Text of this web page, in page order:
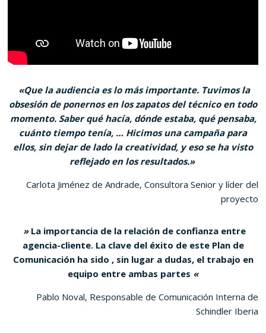
«Que la audiencia es lo más importante. Tuvimos la
obsesión de ponernos en los zapatos del técnico en todo
momento. Saber qué hacía, dónde estaba, qué pensaba,
cuánto tiempo tenía, … Hicimos una campaña para
ellos, sin dejar de lado la creatividad, y eso se ha visto
reflejado en los resultados.»
Carlota Jiménez de Andrade, Consultora Senior y líder del
proyecto
» La importancia de la relación de confianza entre
agencia-cliente. La clave del éxito de este Plan de
Comunicación ha sido , sin lugar a dudas, el trabajo en
equipo entre ambas partes «
Pablo Noval, Responsable de Comunicación Interna de
Schindler Iberia